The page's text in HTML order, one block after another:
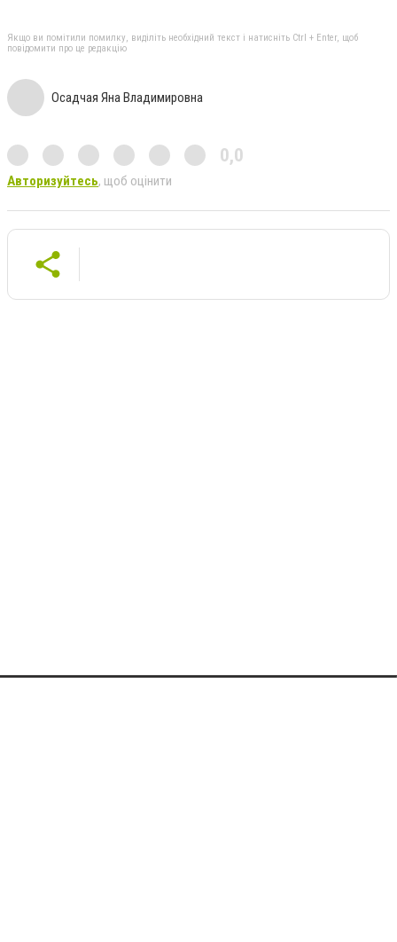
Якщо ви помітили помилку, виділіть необхідний текст і натисніть Ctrl + Enter, щоб
повідомити про це редакцію
Осадчая Яна Владимировна
0,0
Авторизуйтесь, щоб оцінити